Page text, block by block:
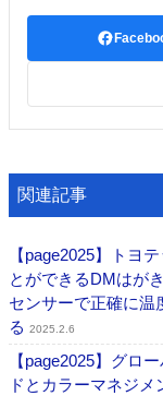
関連記事
【page2025】トヨ
とができるDMはが
センサーで正確に温
る 2025.2.6
【page2025】グロ
ドとカラーマネジ